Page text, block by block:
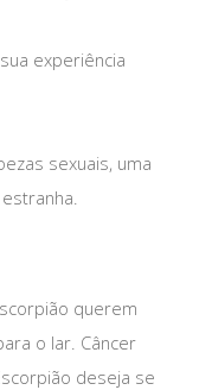
experiência
sexuais, uma
querem
o lar. Câncer
deseja se